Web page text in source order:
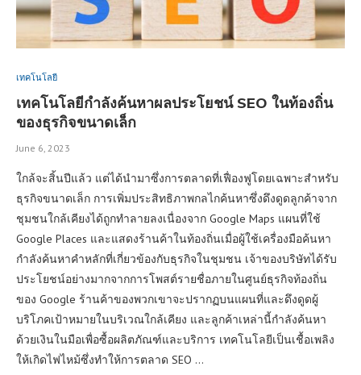
เทคโนโลยี
เทคโนโลยีกำลังค้นหาผลประโยชน์ SEO ในท้องถิ่น
ของธุรกิจขนาดเล็ก
June 6, 2023
ใกล้จะสิ้นปีแล้ว แต่ได้นำมาซึ่งการตลาดที่เฟื่องฟูโดยเฉพาะสำหรับ
ธุรกิจขนาดเล็ก การเพิ่มประสิทธิภาพกลไกค้นหาซึ่งดึงดูดลูกค้าจาก
ชุมชนใกล้เคียงได้ถูกทำลายลงเนื่องจาก Google Maps แผนที่ใช้
Google Places และแสดงร้านค้าในท้องถิ่นเมื่อผู้ใช้เครื่องมือค้นหา
กำลังค้นหาคำหลักที่เกี่ยวข้องกับธุรกิจในชุมชน เจ้าของบริษัทได้รับ
ประโยชน์อย่างมากจากการโพสต์รายชื่อภายในศูนย์ธุรกิจท้องถิ่น
ของ Google ร้านค้าของพวกเขาจะปรากฏบนแผนที่และดึงดูดผู้
บริโภคเป้าหมายในบริเวณใกล้เคียง และลูกค้าเหล่านี้กำลังค้นหา
ด้วยเงินในมือเพื่อซื้อผลิตภัณฑ์และบริการ เทคโนโลยีเป็นเชื้อเพลิง
ให้เกิดไฟไหม้ซึ่งทำให้การตลาด SEO …